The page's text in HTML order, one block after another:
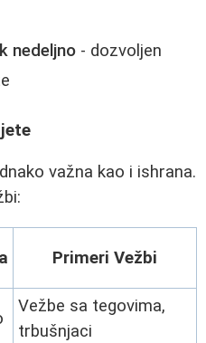
nedeljno - dozvoljen
važna kao i ishrana.
Primeri Vežbi
Vežbe sa tegovima,
trbušnjaci